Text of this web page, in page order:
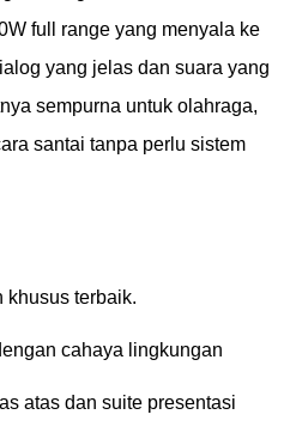
full range yang menyala ke
yang jelas dan suara yang
sempurna untuk olahraga,
santai tanpa perlu sistem
khusus terbaik.
cahaya lingkungan
atas dan suite presentasi